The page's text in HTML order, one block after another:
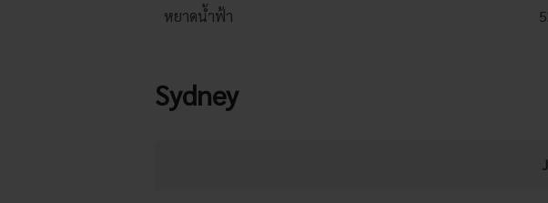
หยาดน้ำฟ้า
Sydney